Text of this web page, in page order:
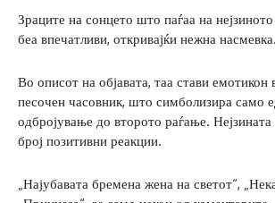
Зраците на сонцето што паѓаа на
беа впечатливи, откривајќи нежна насмевка.
Во описот на објавата, таа стави
песочен часовник, што симболизира само
одбројување до второто раѓање. Нејзината
број позитивни реакции.
„Најубавата бремена жена на светот“,